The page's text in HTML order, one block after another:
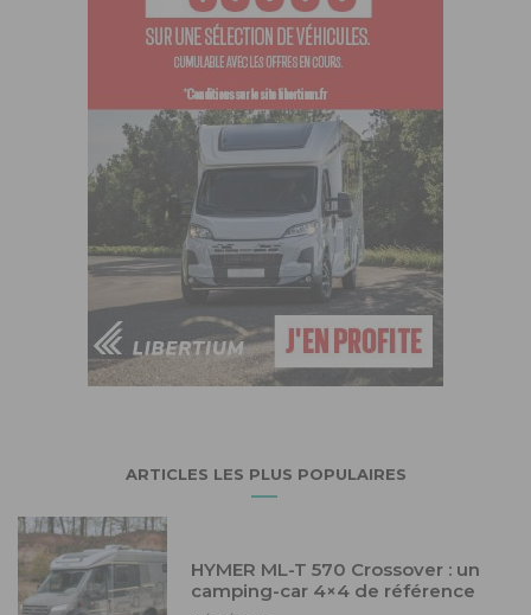
ARTICLES LES PLUS POPULAIRES
HYMER ML-T 570 Crossover : un
camping-car 4×4 de référence